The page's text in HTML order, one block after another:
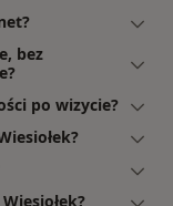
bez
po wizycie?